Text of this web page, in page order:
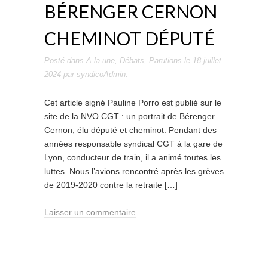
BÉRENGER CERNON
CHEMINOT DÉPUTÉ
Posté dans A la une, Débats, Parutions le 18 juillet
2024 par syndicoAdmin.
Cet article signé Pauline Porro est publié sur le
site de la NVO CGT : un portrait de Bérenger
Cernon, élu député et cheminot. Pendant des
années responsable syndical CGT à la gare de
Lyon, conducteur de train, il a animé toutes les
luttes. Nous l’avions rencontré après les grèves
de 2019-2020 contre la retraite […]
Laisser un commentaire